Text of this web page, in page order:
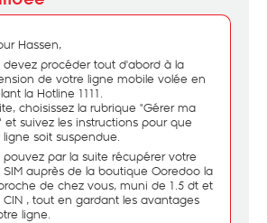
Hassen,
devez procéder tout d'abord à la
de votre ligne mobile volée en
la Hotline 1111.
choisissez la rubrique "Gérer ma
et suivez les instructions pour que
soit suspendue.
pouvez par la suite récupérer votre
auprès de la boutique Ooredoo la
de chez vous, muni de 1.5 dt et
CIN , tout en gardant les avantages
ligne.